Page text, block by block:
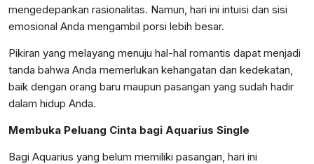
mengedepankan rasionalitas. Namun, hari ini intuisi dan sisi
emosional Anda mengambil porsi lebih besar.
Pikiran yang melayang menuju hal-hal romantis dapat menjadi
tanda bahwa Anda memerlukan kehangatan dan kedekatan,
baik dengan orang baru maupun pasangan yang sudah hadir
dalam hidup Anda.
Membuka Peluang Cinta bagi Aquarius Single
Bagi Aquarius yang belum memiliki pasangan, hari ini